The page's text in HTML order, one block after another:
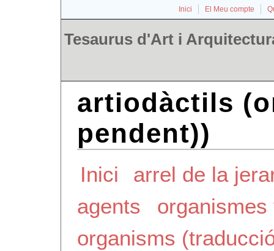
Inici El Meu compte
Tesaurus d'Art i
artiodàctils
pendent))
Inici
arrel de la
agents
organisms